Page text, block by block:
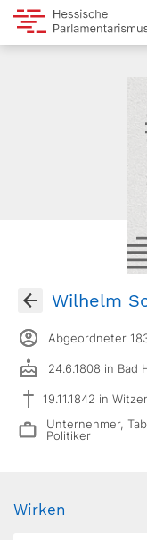
Wilhelm
Abgeordneter
24.6.1808 in Bad
19.11.1842 in
Unternehmer,
Politiker
Wirken